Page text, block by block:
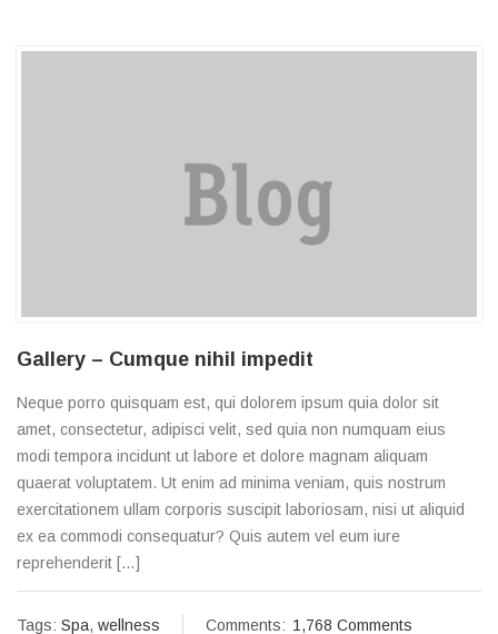
Gallery – Cumque nihil impedit
Neque porro quisquam est, qui dolorem ipsum quia dolor sit
amet, consectetur, adipisci velit, sed quia non numquam eius
modi tempora incidunt ut labore et dolore magnam aliquam
quaerat voluptatem. Ut enim ad minima veniam, quis nostrum
exercitationem ullam corporis suscipit laboriosam, nisi ut aliquid
ex ea commodi consequatur? Quis autem vel eum iure
reprehenderit […]
Tags: Spa, wellness Comments: 1,768 Comments